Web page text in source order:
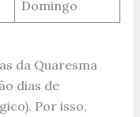
Domingo
da Quaresma
dias de
Por isso,